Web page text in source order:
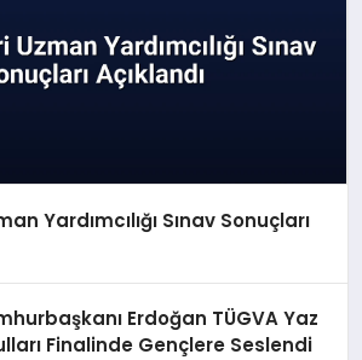
Yardımcılığı Sınav Sonuçları
Erdoğan TÜGVA Yaz
Finalinde Gençlere Seslendi